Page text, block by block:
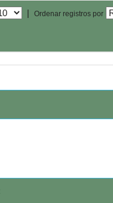
| Ordenar registros por